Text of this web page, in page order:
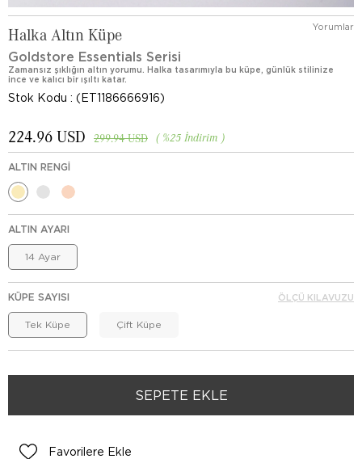
Halka Altın Küpe Yorumlar
Goldstore Essentials Serisi
Zamansız şıklığın altın yorumu. Halka tasarımıyla bu küpe, günlük stilinize
ince ve kalıcı bir ışıltı katar.
Stok Kodu (ET1186666916)
%25 İndirim
299.94 USD
224.96 USD
ALTIN RENGI
ALTIN AYARI
14 Ayar
KÜPE SAYISI
Tek Küpe Çift Küpe
ÖLÇÜ KILAVUZU
Favorilere Ekle